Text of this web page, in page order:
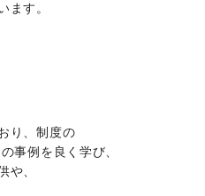
ます。
り、制度の
事例を良く学び、
や、